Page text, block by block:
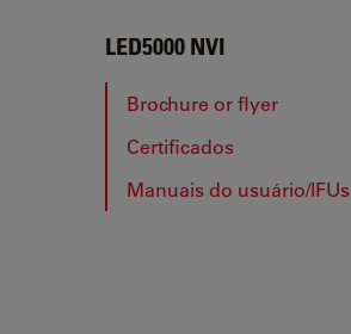
LED5000 NVI
Brochure or flyer
Certificados
Manuais do usuário/IFUs